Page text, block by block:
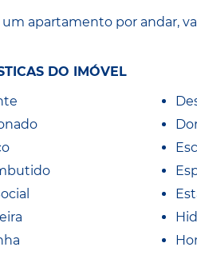
apartamento por andar,
DO IMÓVEL